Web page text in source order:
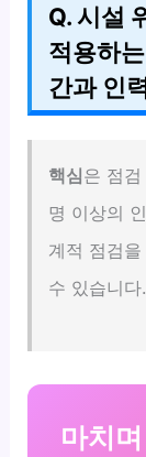
Q. 시설
적용하
간과 인
핵심은 점
명 이상의
계적 점검
수 있습니
마치며